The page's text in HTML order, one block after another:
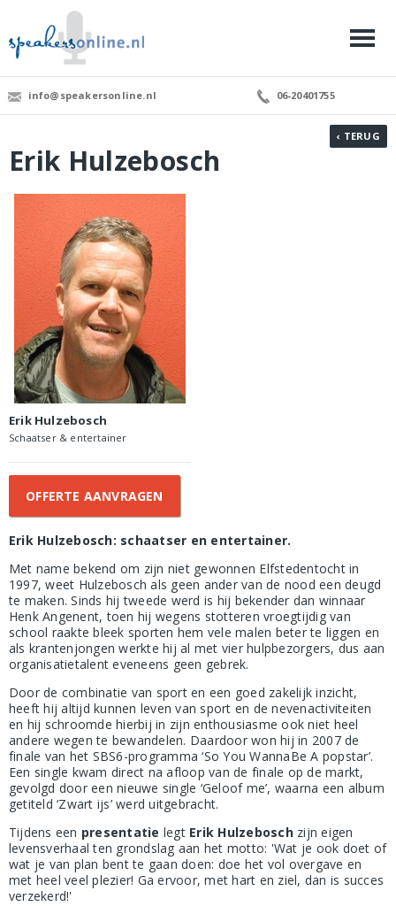
info@speakersonline.nl 06-20401755
‹ TERUG
Erik Hulzebosch
Erik Hulzebosch
Schaatser & entertainer
OFFERTE AANVRAGEN
Erik Hulzebosch: schaatser en entertainer.
Met name bekend om zijn niet gewonnen Elfstedentocht in
1997, weet Hulzebosch als geen ander van de nood een deugd
te maken. Sinds hij tweede werd is hij bekender dan winnaar
Henk Angenent, toen hij wegens stotteren vroegtijdig van
school raakte bleek sporten hem vele malen beter te liggen en
als krantenjongen werkte hij al met vier hulpbezorgers, dus aan
organisatietalent eveneens geen gebrek.
Door de combinatie van sport en een goed zakelijk inzicht,
heeft hij altijd kunnen leven van sport en de nevenactiviteiten
en hij schroomde hierbij in zijn enthousiasme ook niet heel
andere wegen te bewandelen. Daardoor won hij in 2007 de
finale van het SBS6-programma ‘So You WannaBe A popstar’.
Een single kwam direct na afloop van de finale op de markt,
gevolgd door een nieuwe single ‘Geloof me’, waarna een album
getiteld ‘Zwart ijs’ werd uitgebracht.
Tijdens een presentatie legtErik Hulzeboschzijn eigen
levensverhaal ten grondslag aan het motto: 'Wat je ook doet of
wat je van plan bent te gaan doen: doe het vol overgave en
met heel veel plezier! Ga ervoor, met hart en ziel, dan is succes
verzekerd!'